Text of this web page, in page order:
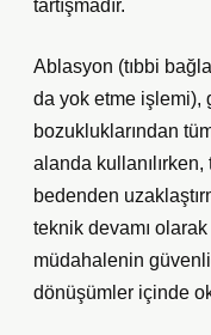
tartışmadır.
Ablasyon (tıbbi
da yok etme işlemi),
bozukluklarından
alanda kullanılırken,
bedenden
teknik devamı
müdahalenin
dönüşümler içinde